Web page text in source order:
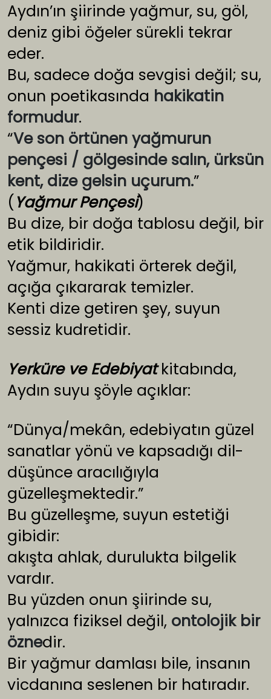
Aydın’ın şiirinde yağmur, su, göl,
deniz gibi öğeler sürekli tekrar
eder.
Bu, sadece doğa sevgisi değil; su,
onun poetikasında hakikatin
formudur.
“Ve son örtünen yağmurun
pençesi / gölgesinde salın, ürksün
kent, dize gelsin uçurum.”
( Yağmur Pençesi)
Bu dize, bir doğa tablosu değil, bir
etik bildiridir.
Yağmur, hakikati örterek değil,
açığa çıkararak temizler.
Kenti dize getiren şey, suyun
sessiz kudretidir.
Yerküre ve Edebiyatkitabında,
Aydın suyu şöyle açıklar:
“Dünya/mekân, edebiyatın güzel
sanatlar yönü ve kapsadığı dil-
düşünce aracılığıyla
güzelleşmektedir.”
Bu güzelleşme, suyun estetiği
gibidir:
akışta ahlak, durulukta bilgelik
vardır.
Bu yüzden onun şiirinde su,
yalnızca fiziksel değil, ontolojik bir
öznedir.
Bir yağmur damlası bile, insanın
vicdanına seslenen bir hatıradır.